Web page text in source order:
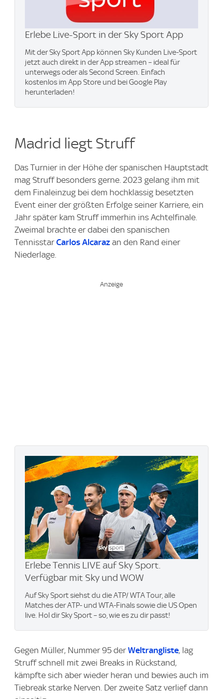
Erlebe Live-Sport in der Sky Sport App
Mit der Sky Sport App können Sky Kunden Live-Sport
jetzt auch direkt in der App streamen – ideal für
unterwegs oder als Second Screen. Einfach
kostenlos im App Store und bei Google Play
herunterladen!
Madrid liegt Struff
Das Turnier in der Höhe der spanischen Hauptstadt
mag Struff besonders gerne. 2023 gelang ihm mit
dem Finaleinzug bei dem hochklassig besetzten
Event einer der größten Erfolge seiner Karriere, ein
Jahr später kam Struff immerhin ins Achtelfinale.
Zweimal brachte er dabei den spanischen
Tennisstar Carlos Alcaraz an den Rand einer
Niederlage.
Erlebe Tennis LIVE auf Sky Sport.
Verfügbar mit Sky und WOW
Auf Sky Sport siehst du die ATP/ WTA Tour, alle
Matches der ATP- und WTA-Finals sowie die US Open
live. Hol dir Sky Sport – so, wie es zu dir passt!
Gegen Müller, Nummer 95 der Weltrangliste, lag
Struff schnell mit zwei Breaks in Rückstand,
kämpfte sich aber wieder heran und bewies auch im
Tiebreak starke Nerven. Der zweite Satz verlief dann